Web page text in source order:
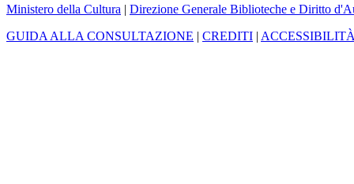
Ministero della Cultura | Direzione Generale Biblioteche e Diritto
GUIDA ALLA CONSULTAZIONE | CREDITI |